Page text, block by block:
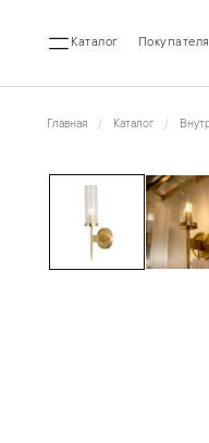
Каталог
Главная Каталог